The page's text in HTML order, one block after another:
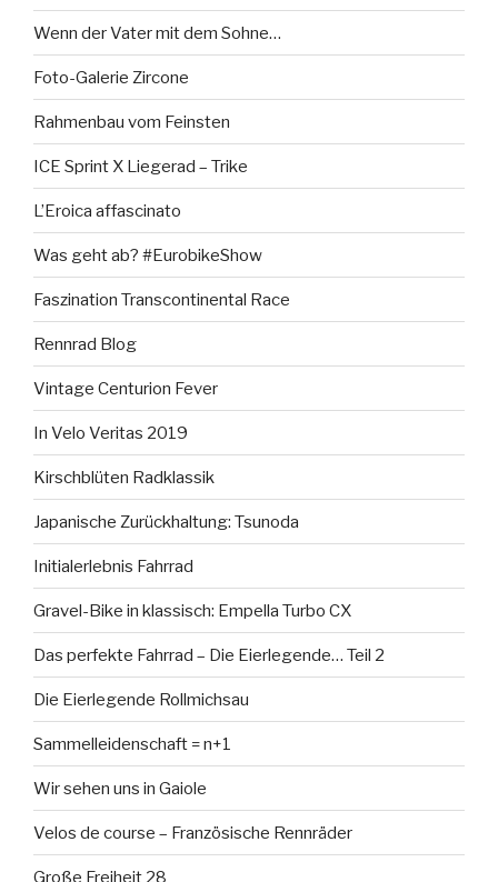
Wenn der Vater mit dem Sohne…
Foto-Galerie Zircone
Rahmenbau vom Feinsten
ICE Sprint X Liegerad – Trike
L’Eroica affascinato
Was geht ab? #EurobikeShow
Faszination Transcontinental Race
Rennrad Blog
Vintage Centurion Fever
In Velo Veritas 2019
Kirschblüten Radklassik
Japanische Zurückhaltung: Tsunoda
Initialerlebnis Fahrrad
Gravel-Bike in klassisch: Empella Turbo CX
Das perfekte Fahrrad – Die Eierlegende… Teil 2
Die Eierlegende Rollmichsau
Sammelleidenschaft = n+1
Wir sehen uns in Gaiole
Velos de course – Französische Rennräder
Große Freiheit 28